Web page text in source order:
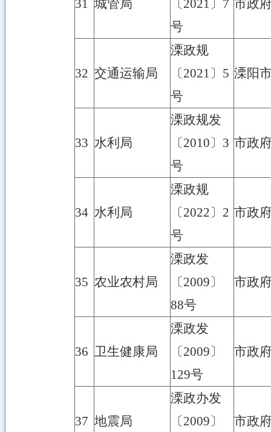
31 城管局
〔2021〕7
号
市政
32 交通运输局
溧政规
〔2021〕5
号
溧阳
33 水利局
溧政规发
〔2010〕3
号
市政
34 水利局
溧政规
〔2022〕2
号
市政
35 农业农村局
溧政发
〔2009〕
88号
市政
36 卫生健康局
溧政发
〔2009〕
129号
市政
37 地震局
溧政办发
〔2009〕
市政